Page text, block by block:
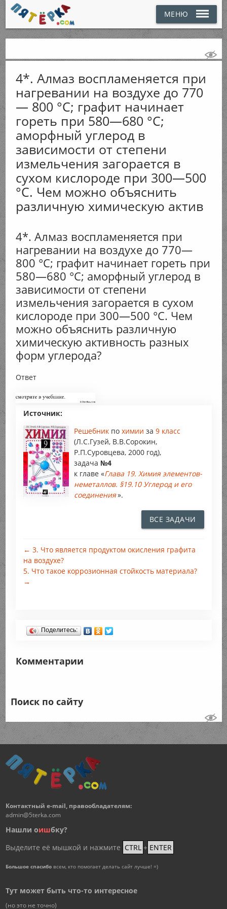
МЕНЮ
4*. Алмаз воспламеняется при
нагревании на воздухе до 770
— 800 °С; графит начинает
гореть при 580—680 °С;
аморфный углерод в
зависимости от степени
измельчения загорается в
сухом кислороде при 300—500
°С. Чем можно объяснить
различную химическую актив
4*. Алмаз воспламеняется при
нагревании на воздухе до 770—
800 °С; графит начинает гореть при
580—680 °С; аморфный углерод в
зависимости от степени
измельчения загорается в сухом
кислороде при 300—500 °С. Чем
можно объяснить различную
химическую активность разных
форм углерода?
Ответ
Источник:
Решебник по химии за 9 класс
(Л.С.Гузей, В.В.Сорокин,
Р.П.Суровцева, 2000 год),
задача №4
к главе «Глава 19. Химия элементов-
неметаллов. §19.10 Углерод и его
соединения».
ВСЕ ЗАДАЧИ
← 3. Что является продуктом окисления графита
на воздухе?
5. Что такое коррозионная стойкость материала?
→
Поделитесь:
Комментарии
Поиск по сайту
Контактный e-mail, правообладателям:
admin@5terka.com
Нашли оишбку?
Выделите её мышкой и нажмите CTRL + ENTER
Большое спасибовсем, кто помогает делать сайт лучше! =)
Тут может быть что-то интересное
(но это не точно)